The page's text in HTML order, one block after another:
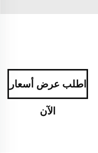
اطلب عرض أسعار
الآن